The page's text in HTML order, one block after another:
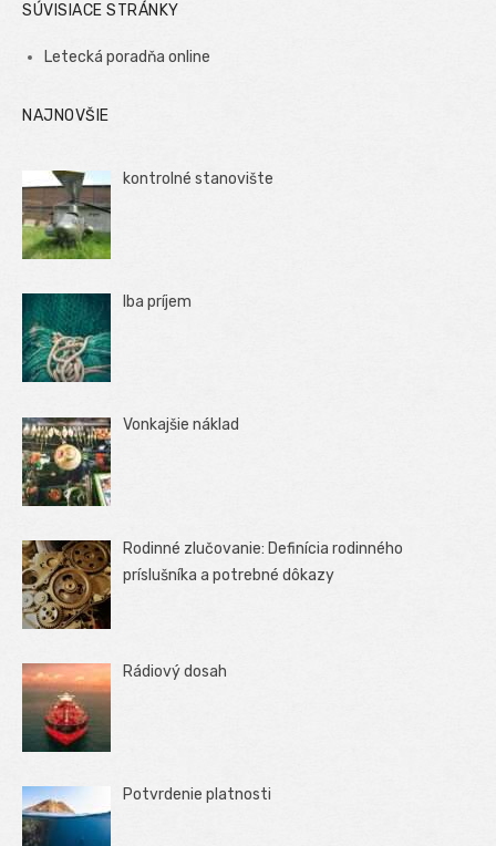
SÚVISIACE STRÁNKY
Letecká poradňa online
NAJNOVŠIE
kontrolné stanovište
Iba príjem
Vonkajšie náklad
Rodinné zlučovanie: Definícia rodinného
príslušníka a potrebné dôkazy
Rádiový dosah
Potvrdenie platnosti